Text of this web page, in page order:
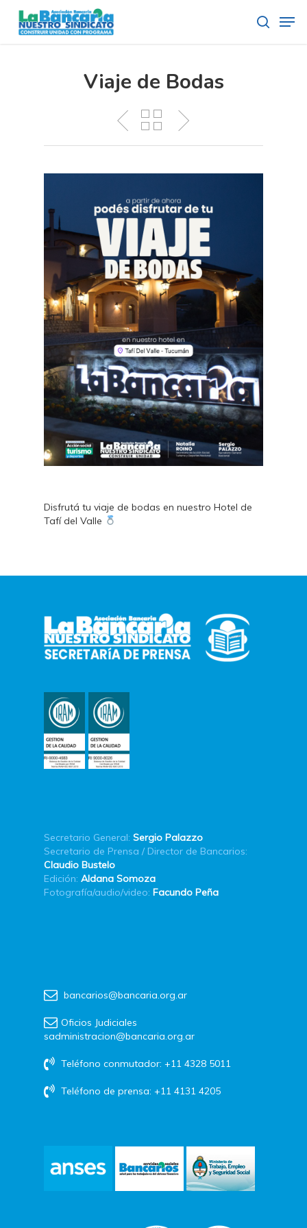
main
search
Viaje de Bodas
Disfrutá tu viaje de bodas en nuestro Hotel de
Tafí del Valle
Secretario General: Sergio Palazzo
Secretario de Prensa / Director de Bancarios:
Claudio Bustelo
Edición: Aldana Somoza
Fotografía/audio/video: Facundo Peña
bancarios@bancaria.org.ar
Oficios Judiciales
sadministracion@bancaria.org.ar
Teléfono conmutador: +11 4328 5011
Teléfono de prensa: +11 4131 4205